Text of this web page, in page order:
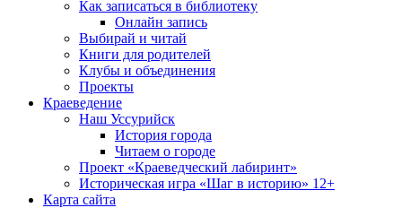
Как записаться в библиотеку
Онлайн запись
Выбирай и читай
Книги для родителей
Клубы и объединения
Проекты
Краеведение
Наш Уссурийск
История города
Читаем о городе
Проект «Краеведческий лабиринт»
Историческая игра «Шаг в историю» 12+
Карта сайта